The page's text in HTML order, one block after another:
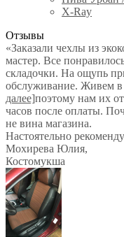
X-Ray
Отзывы
«Заказали чехлы из
мастер. Все
складочки. На ощупь
обслуживание. Живем в
далее]поэтому нам их
часов после оплаты.
не вина магазина.
Настоятельно
Мохирева Юлия,
Костомукша